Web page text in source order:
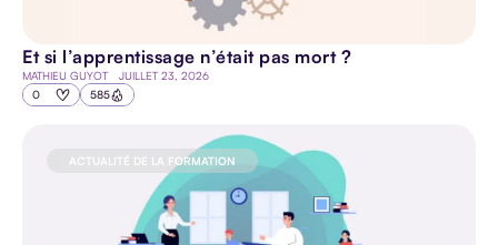
Et si l’apprentissage n’était pas mort ?
MATHIEU GUYOT JUILLET 23, 2026
0 585
ACTUALITÉ DE LA FORMATION